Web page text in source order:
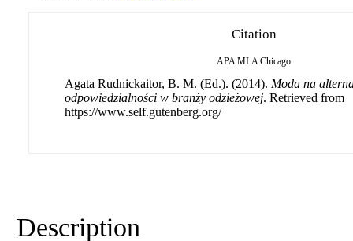
Citation
APA MLA Chicago
Agata Rudnickaitor, B. M. (Ed.). (2014). Moda na
odpowiedzialności w branży odzieżowej. Retrieved from
https://www.self.gutenberg.org/
Description